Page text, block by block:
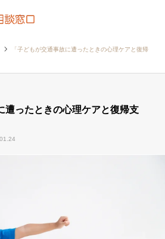
「子どもが交通事故に遭ったときの心理ケアと復帰
遭ったときの心理ケアと復帰支